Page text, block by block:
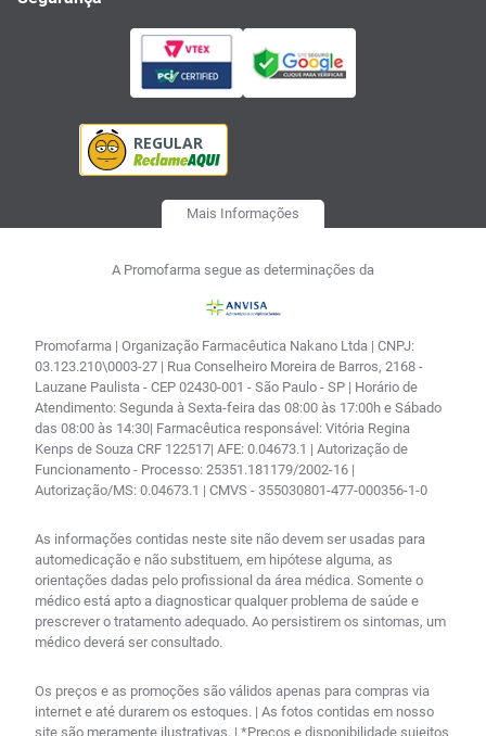
Mais Informações
A Promofarma segue as determinações da
Promofarma | Organização Farmacêutica Nakano Ltda | CNPJ:
03.123.210\0003-27 | Rua Conselheiro Moreira de Barros, 2168 -
Lauzane Paulista - CEP 02430-001 - São Paulo - SP | Horário de
Atendimento: Segunda à Sexta-feira das 08:00 às 17:00h e Sábado
das 08:00 às 14:30| Farmacêutica responsável: Vitória Regina
Kenps de Souza CRF 122517| AFE: 0.04673.1 | Autorização de
Funcionamento - Processo: 25351.181179/2002-16 |
Autorização/MS: 0.04673.1 | CMVS - 355030801-477-000356-1-0
As informações contidas neste site não devem ser usadas para
automedicação e não substituem, em hipótese alguma, as
orientações dadas pelo profissional da área médica. Somente o
médico está apto a diagnosticar qualquer problema de saúde e
prescrever o tratamento adequado. Ao persistirem os sintomas, um
médico deverá ser consultado.
Os preços e as promoções são válidos apenas para compras via
internet e até durarem os estoques. | As fotos contidas em nosso
site são meramente ilustrativas. | *Preços e disponibilidade sujeitos